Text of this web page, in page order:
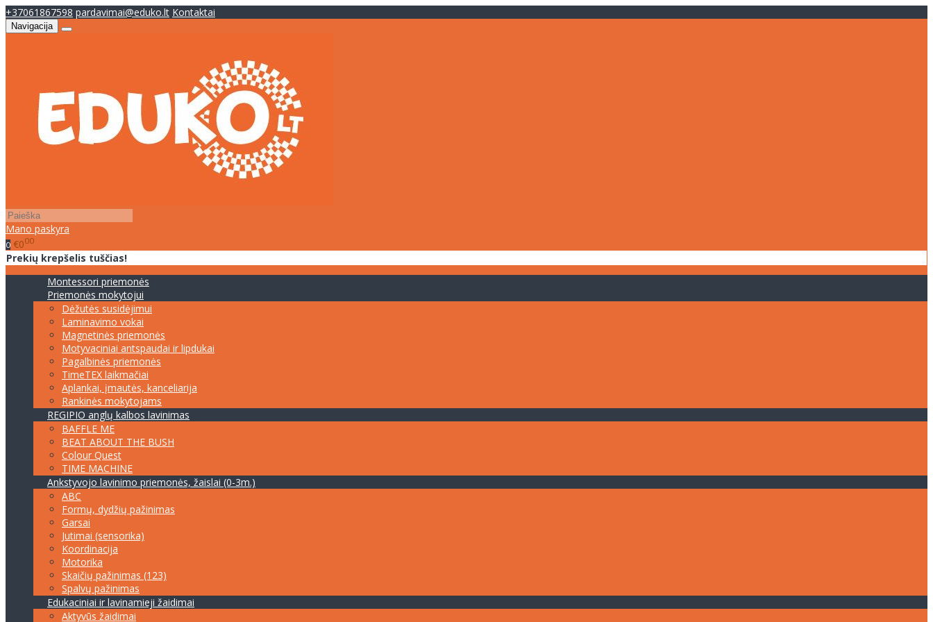
+37061867598 pardavimai@eduko.lt Kontaktai
Navigacija
Mano paskyra
0 €000
Prekių krepšelis tuščias!
Montessori priemonės
Priemonės mokytojui
Dėžutės susidėjimui
Laminavimo vokai
Magnetinės priemonės
Motyvaciniai antspaudai ir lipdukai
Pagalbinės priemonės
TimeTEX laikmačiai
Aplankai, įmautės, kanceliarija
Rankinės mokytojams
REGIPIO anglų kalbos lavinimas
BAFFLE ME
BEAT ABOUT THE BUSH
Colour Quest
TIME MACHINE
Ankstyvojo lavinimo priemonės, žaislai (0-3m.)
ABC
Formų, dydžių pažinimas
Garsai
Jutimai (sensorika)
Koordinacija
Motorika
Skaičių pažinimas (123)
Spalvų pažinimas
Edukaciniai ir lavinamieji žaidimai
Aktyvūs žaidimai